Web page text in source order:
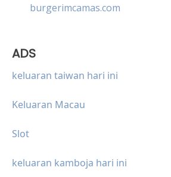
burgerimcamas.com
ADS
keluaran taiwan hari ini
Keluaran Macau
Slot
keluaran kamboja hari ini